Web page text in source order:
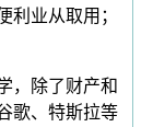
利业从取用；
除了财产和
歌、特斯拉等